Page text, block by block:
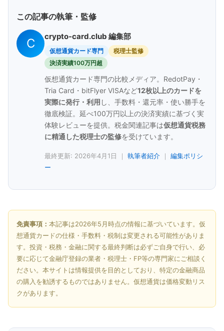
この記事の執筆・監修
C crypto-card.club 編集部
仮想通貨カード専門
税理士監修
決済実績100万円超
仮想通貨カード専門の比較メディア。RedotPay・
Tria Card・bitFlyer VISAなど12枚以上のカードを
実際に発行・利用 し、手数料・還元率・使い勝手を
徹底検証。延べ100万円以上の決済実績に基づく実
体験レビューを提供。税金関連記事は仮想通貨税務
に精通した税理士の監修を受けています。
最終更新: 2026年4月1日 ｜ 執筆者紹介 ｜ 編集ポリシ
ー
免責事項： 本記事は2026年5月時点の情報に基づいています。仮
想通貨カードの仕様・手数料・税制は変更される可能性がありま
す。投資・税務・金融に関する最終判断は必ずご自身で行い、必
要に応じて金融庁登録の業者・税理士・FP等の専門家にご相談く
ださい。本サイトは情報提供を目的としており、特定の金融商品
の購入を勧誘するものではありません。仮想通貨は価格変動リス
クがあります。